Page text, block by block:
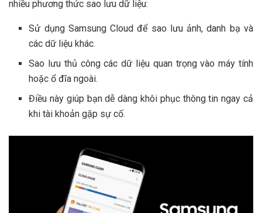
nhiều phương thức sao lưu dữ liệu:
Sử dụng Samsung Cloud để sao lưu ảnh, danh bạ và
các dữ liệu khác.
Sao lưu thủ công các dữ liệu quan trọng vào máy tính
hoặc ổ đĩa ngoài.
Điều này giúp bạn dễ dàng khôi phục thông tin ngay cả
khi tài khoản gặp sự cố.